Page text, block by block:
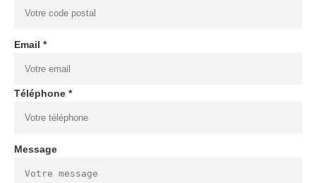
Email *
Téléphone *
Message